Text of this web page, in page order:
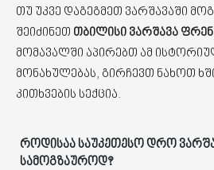
თუ უკვე დაგეგმეთ ვარშავაში
შეიძინეთ თბილისი ვარშავა
მომავალში აპირებთ ამ
მონახულებას, გირჩევთ ნახოთ
კითხვების სექცია.
როდისაა საუკეთესო დრო
სამოგზაუროდ?